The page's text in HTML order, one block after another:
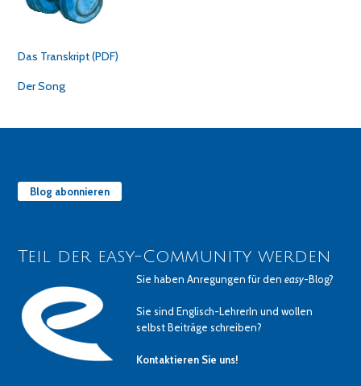
Das Transkript (PDF)
Der Song
Blog abonnieren
Teil der easy-Community werden
Sie haben Anregungen für deneasy-Blog?
Sie sind Englisch-LehrerIn und wollen
selbst Beiträge schreiben?
Kontaktieren Sie uns!